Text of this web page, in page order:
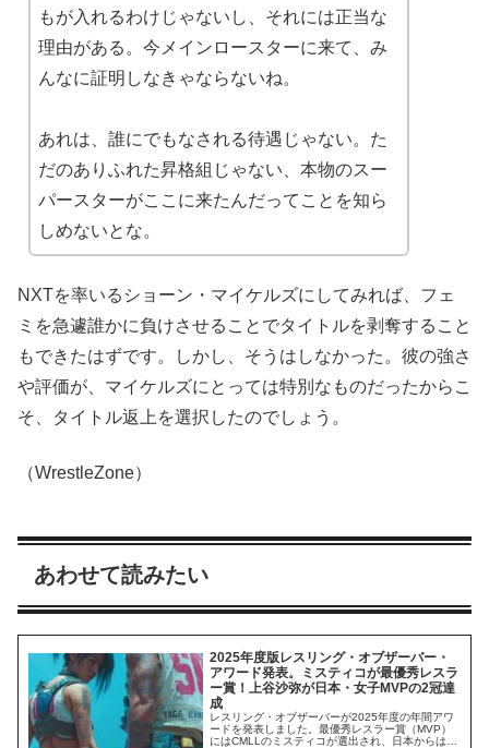
もが入れるわけじゃないし、それには正当な
理由がある。今メインロースターに来て、み
んなに証明しなきゃならないね。
あれは、誰にでもなされる待遇じゃない。た
だのありふれた昇格組じゃない、本物のスー
パースターがここに来たんだってことを知ら
しめないとな。
NXTを率いるショーン・マイケルズにしてみれば、フェ
ミを急遽誰かに負けさせることでタイトルを剥奪すること
もできたはずです。しかし、そうはしなかった。彼の強さ
や評価が、マイケルズにとっては特別なものだったからこ
そ、タイトル返上を選択したのでしょう。
（WrestleZone）
あわせて読みたい
2025年度版レスリング・オブザーバー・
アワード発表。ミスティコが最優秀レスラ
ー賞！上谷沙弥が日本・女子MVPの2冠達
成
レスリング・オブザーバーが2025年度の年間アワ
ードを発表しました。最優秀レスラー賞（MVP）
にはCMLLのミスティコが選出され、日本からはス